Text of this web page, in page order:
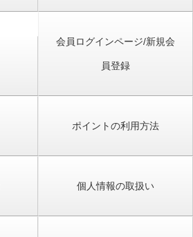
会員ログインページ/新規会
員登録
ポイントの利用方法
個人情報の取扱い